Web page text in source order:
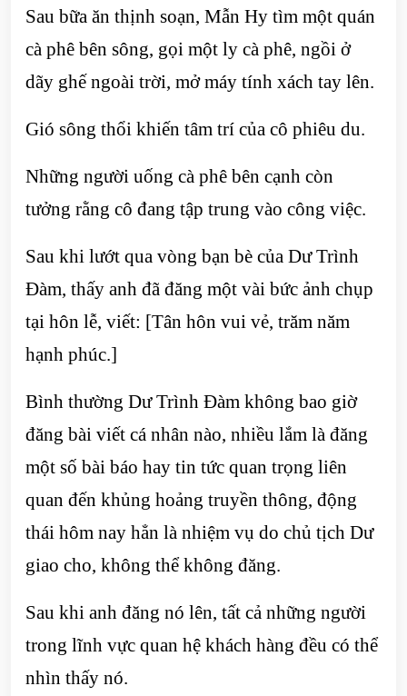
Sau bữa ăn thịnh soạn, Mẫn Hy tìm một quán
cà phê bên sông, gọi một ly cà phê, ngồi ở
dãy ghế ngoài trời, mở máy tính xách tay lên.
Gió sông thổi khiến tâm trí của cô phiêu du.
Những người uống cà phê bên cạnh còn
tưởng rằng cô đang tập trung vào công việc.
Sau khi lướt qua vòng bạn bè của Dư Trình
Đàm, thấy anh đã đăng một vài bức ảnh chụp
tại hôn lễ, viết: [Tân hôn vui vẻ, trăm năm
hạnh phúc.]
Bình thường Dư Trình Đàm không bao giờ
đăng bài viết cá nhân nào, nhiều lắm là đăng
một số bài báo hay tin tức quan trọng liên
quan đến khủng hoảng truyền thông, động
thái hôm nay hẳn là nhiệm vụ do chủ tịch Dư
giao cho, không thể không đăng.
Sau khi anh đăng nó lên, tất cả những người
trong lĩnh vực quan hệ khách hàng đều có thể
nhìn thấy nó.